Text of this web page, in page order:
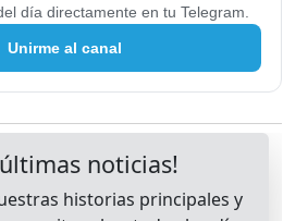
día directamente en tu Telegram.
Unirme al canal